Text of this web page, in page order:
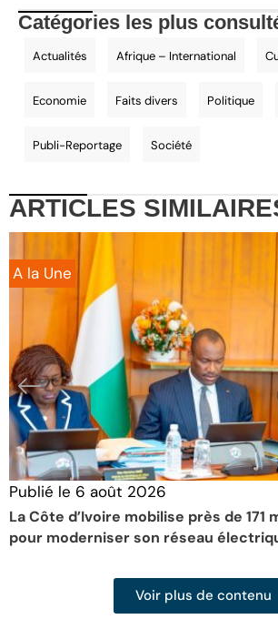
Catégories les plus
Actualités Afrique – International
Economie Faits divers Politique
Publi-Reportage Société
ARTICLES
A la Une
Publié le 6 août 2026
La Côte d’Ivoire mobilise près de 171
pour moderniser son réseau
Voir plus de contenu